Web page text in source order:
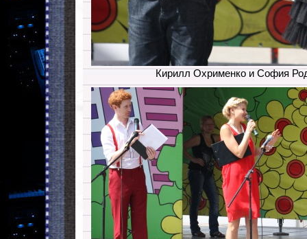
Кирилл Охрименко и София